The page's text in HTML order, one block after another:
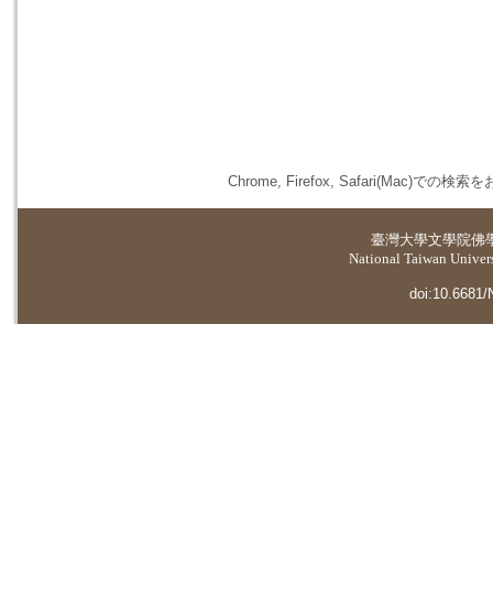
Chrome, Firefox, Safari(Mac)での検索を
臺灣大學文學院佛
National Taiwan
doi:10.6681/